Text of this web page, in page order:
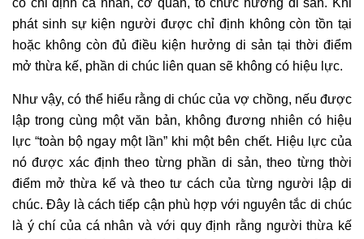
có chỉ định cá nhân, cơ quan, tổ chức hưởng di sản. Khi
phát sinh sự kiện người được chỉ định không còn tồn tại
hoặc không còn đủ điều kiện hưởng di sản tại thời điểm
mở thừa kế, phần di chúc liên quan sẽ không có hiệu lực.
Như vậy, có thể hiểu rằng di chúc của vợ chồng, nếu được
lập trong cùng một văn bản, không đương nhiên có hiệu
lực “toàn bộ ngay một lần” khi một bên chết. Hiệu lực của
nó được xác định theo từng phần di sản, theo từng thời
điểm mở thừa kế và theo tư cách của từng người lập di
chúc. Đây là cách tiếp cận phù hợp với nguyên tắc di chúc
là ý chí của cá nhân và với quy định rằng người thừa kế